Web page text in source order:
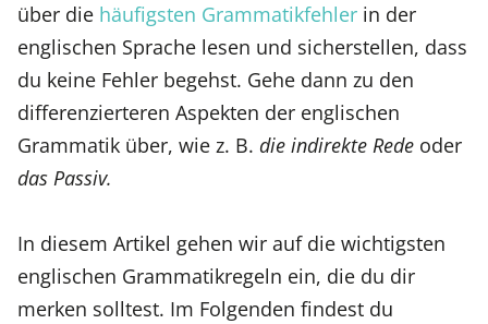
über die häufigsten Grammatikfehler in der
englischen Sprache lesen und sicherstellen, dass
du keine Fehler begehst. Gehe dann zu den
differenzierteren Aspekten der englischen
Grammatik über, wie z. B. die indirekte Rede oder
das Passiv.
In diesem Artikel gehen wir auf die wichtigsten
englischen Grammatikregeln ein, die du dir
merken solltest. Im Folgenden findest du